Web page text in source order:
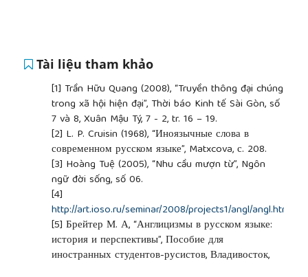
Tài liệu tham khảo
[1] Trần Hữu Quang (2008), “Truyền thông đại chúng
trong xã hội hiện đại”, Thời báo Kinh tế Sài Gòn, số
7 và 8, Xuân Mậu Tý, 7 - 2, tr. 16 – 19.
[2] L. P. Cruisin (1968), “Иноязычные слова в
современном русском языке”, Matxcova, с. 208.
[3] Hoàng Tuệ (2005), “Nhu cầu mượn từ”, Ngôn
ngữ đời sống, số 06.
[4]
http://art.ioso.ru/seminar/2008/projects1/angl/angl.htm
[5] Брейтер М. А, “Англицизмы в русском языке:
история и перспективы”, Пособие для
иностранных студентов-русистов, Владивосток,